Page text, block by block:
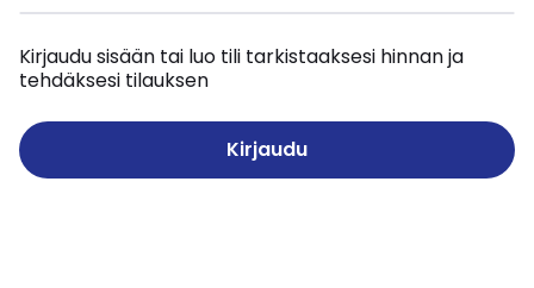
Kirjaudu sisään tai luo tili tarkistaaksesi hinnan ja
tehdäksesi tilauksen
Kirjaudu